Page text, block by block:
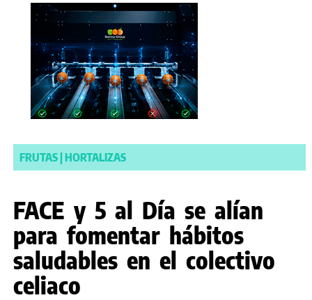
FRUTAS|HORTALIZAS
FACE y 5 al Día se alían
para fomentar hábitos
saludables en el colectivo
celiaco